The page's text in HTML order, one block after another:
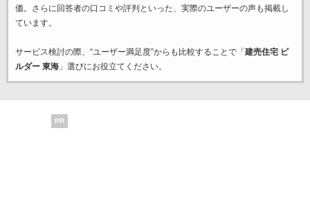
価。さらに回答者の口コミや評判といった、実際のユーザーの声も掲載し
ています。
サービス検討の際、“ユーザー満足度”からも比較することで「 建売住宅 ビ
ルダー 東海」選びにお役立てください。
PR